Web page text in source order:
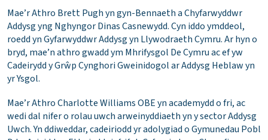
Mae’r Athro Brett Pugh yn gyn-Bennaeth a Chyfarwyddwr
Addysg yng Nghyngor Dinas Casnewydd. Cyn iddo ymddeol,
roedd yn Gyfarwyddwr Addysg yn Llywodraeth Cymru. Ar hyn o
bryd, mae’n athro gwadd ym Mhrifysgol De Cymru ac ef yw
Cadeirydd y Grŵp Cynghori Gweinidogol ar Addysg Heblaw yn
yr Ysgol.
Mae’r Athro Charlotte Williams OBE yn academydd o fri, ac
wedi dal nifer o rolau uwch arweinyddiaeth yn y sector Addysg
Uwch. Yn ddiweddar, cadeiriodd yr adolygiad o Gymunedau Pobl